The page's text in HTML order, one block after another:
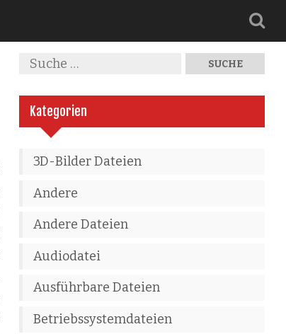
Kategorien
3D-Bilder Dateien
Andere
Andere Dateien
Audiodatei
Ausführbare Dateien
Betriebssystemdateien